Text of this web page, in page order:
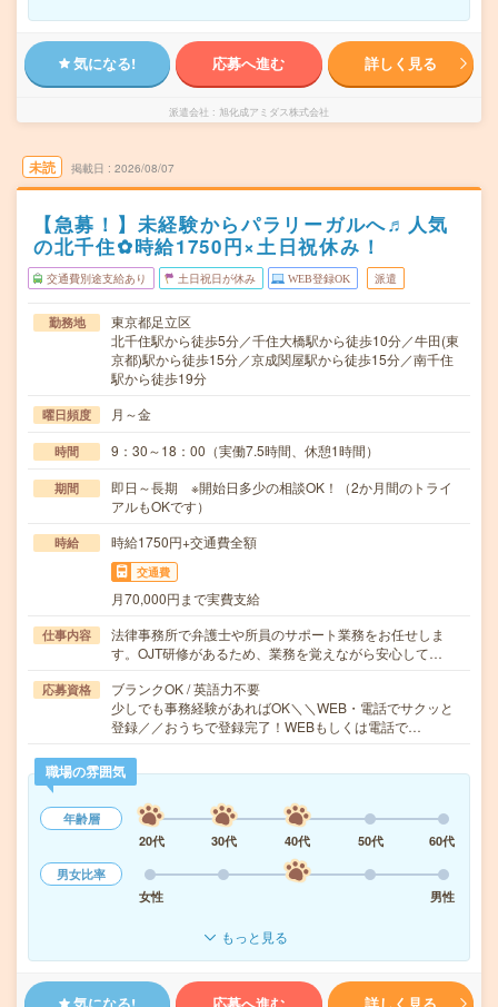
気になる! 応募へ進む 詳しく見る
派遣会社 旭化成アミダス株式会社
未読 掲載日 2026/08/07
【急募！】未経験からパラリーガルへ♬人気
の北千住✿時給1750円×土日祝休み！
交通費別途支給あり 土日祝日が休み WEB登録OK 派遣
勤務地
東京都足立区
北千住駅から徒歩5分／千住大橋駅から徒歩10分／牛田(東
京都)駅から徒歩15分／京成関屋駅から徒歩15分／南千住
駅から徒歩19分
曜日頻度 月～金
時間 9：30～18：00（実働7.5時間、休憩1時間）
期間
即日～長期 ※開始日多少の相談OK！（2か月間のトライ
アルもOKです）
時給 時給1750円+交通費全額
交通費
月70,000円まで実費支給
仕事内容
法律事務所で弁護士や所員のサポート業務をお任せしま
す。OJT研修があるため、業務を覚えながら安心して…
応募資格
ブランクOK / 英語力不要
少しでも事務経験があればOK＼＼WEB・電話でサクッと
登録／／おうちで登録完了！WEBもしくは電話で…
職場の雰囲気
年齢層
20代
30代 40代 50代
60代
男女比率
女性
男性
もっと見る